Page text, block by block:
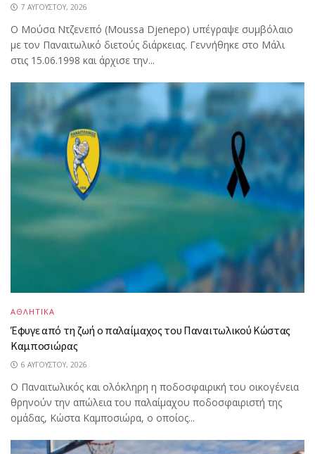
7 ΑΥΓΟΎΣΤΟΥ, 2026
Ο Μούσα Ντζενεπό (Moussa Djenepo) υπέγραψε συμβόλαιο
με τον Παναιτωλικό διετούς διάρκειας. Γεννήθηκε στο Μάλι
στις 15.06.1998 και άρχισε την...
ΑΘΛΗΤΙΚΑ
Έφυγε από τη ζωή ο παλαίμαχος του Παναιτωλικού Κώστας
Καμποσιώρας
6 ΑΥΓΟΎΣΤΟΥ, 2026
Ο Παναιτωλικός και ολόκληρη η ποδοσφαιρική του οικογένεια
θρηνούν την απώλεια του παλαίμαχου ποδοσφαιριστή της
ομάδας, Κώστα Καμποσιώρα, ο οποίος...